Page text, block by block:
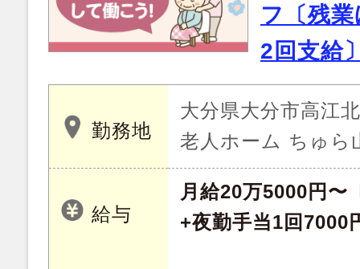
フ〔残
2回支給
勤務地
大分県大分市高江
老人ホーム ちゅら
給与
月給20万5000円〜
+夜勤手当1回7000